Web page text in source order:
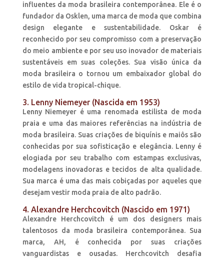
influentes da moda brasileira contemporânea. Ele é o
fundador da Osklen, uma marca de moda que combina
design elegante e sustentabilidade. Oskar é
reconhecido por seu compromisso com a preservação
do meio ambiente e por seu uso inovador de materiais
sustentáveis em suas coleções. Sua visão única da
moda brasileira o tornou um embaixador global do
estilo de vida tropical-chique.
3. Lenny Niemeyer (Nascida em 1953)
Lenny Niemeyer é uma renomada estilista de moda
praia e uma das maiores referências na indústria de
moda brasileira. Suas criações de biquínis e maiôs são
conhecidas por sua sofisticação e elegância. Lenny é
elogiada por seu trabalho com estampas exclusivas,
modelagens inovadoras e tecidos de alta qualidade.
Sua marca é uma das mais cobiçadas por aqueles que
desejam vestir moda praia de alto padrão.
4. Alexandre Herchcovitch (Nascido em 1971)
Alexandre Herchcovitch é um dos designers mais
talentosos da moda brasileira contemporânea. Sua
marca, AH, é conhecida por suas criações
vanguardistas e ousadas. Herchcovitch desafia